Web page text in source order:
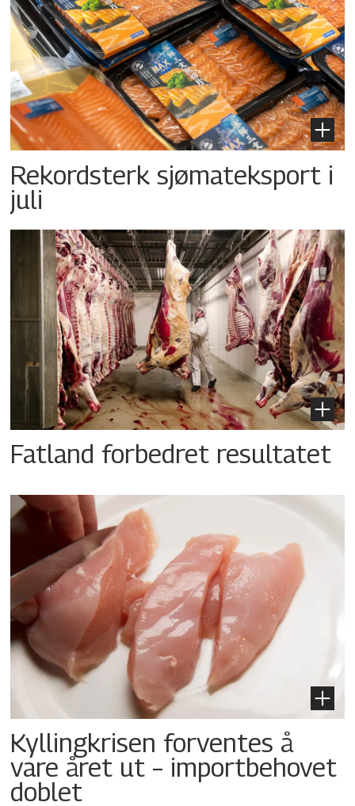
Rekordsterk sjømateksport i
juli
Fatland forbedret resultatet
Kyllingkrisen forventes å
vare året ut – importbehovet
doblet